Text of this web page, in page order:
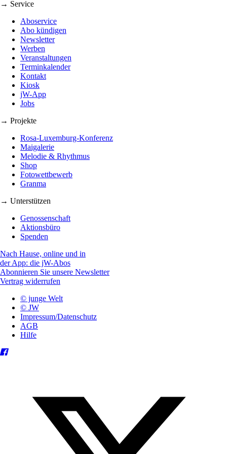
→ Service
Aboservice
Abo kündigen
Newsletter
Werben
Veranstaltungen
Terminkalender
Kontakt
Kiosk
jW-App
Jobs
→ Projekte
Rosa-Luxemburg-Konferenz
Maigalerie
Melodie & Rhythmus
Shop
Fotowettbewerb
Granma
→ Unterstützen
Genossenschaft
Aktionsbüro
Spenden
Nach Hause, online und in
der App: die jW-Abos
Abonnieren Sie unsere Newsletter
Vertrag widerrufen
© junge Welt
© JW
Impressum/Datenschutz
AGB
Hilfe